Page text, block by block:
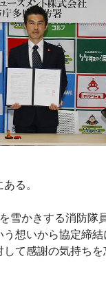
る。
雪かきする消防隊
想いから協定締結
て感謝の気持ちを